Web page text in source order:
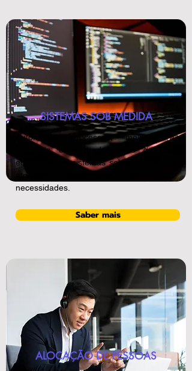
Automatize processos, melhore a
eficiência e a produtividade da sua
empresa com sistemas sob medida, que
atendem exatamente às suas
necessidades.
Saber mais
SISTEMAS SOB MEDIDA
ALOCAÇÃO DE PESSOAS